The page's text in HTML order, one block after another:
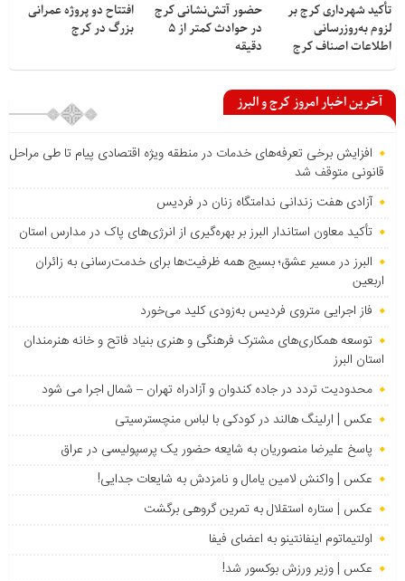
تأکید شهرداری کرج بر
لزوم به‌روزرسانی
اطلاعات اصناف کرج
حضور آتش‌نشانی کرج
در حوادث کمتر از ۵
دقیقه
افتتاح دو پروژه عمرانی
بزرگ در کرج
آخرین اخبار امروز کرج و البرز
افزایش برخی تعرفه‌های خدمات در منطقه ویژه اقتصادی پیام تا طی مراحل
قانونی متوقف شد
آزادی هفت زندانی ندامتگاه زنان در فردیس
تأکید معاون استاندار البرز بر بهره‌گیری از انرژی‌های پاک در مدارس استان
البرز در مسیر عشق؛ بسیج همه ظرفیت‌ها برای خدمت‌رسانی به زائران
اربعین
فاز اجرایی متروی فردیس به‌زودی کلید می‌خورد
توسعه همکاری‌های مشترک فرهنگی و هنری بنیاد فاتح و خانه هنرمندان
استان البرز
محدودیت تردد در جاده کندوان و آزادراه تهران – شمال اجرا می شود
عکس | ارلینگ هالند در کودکی با لباس منچسترسیتی
پاسخ علیرضا منصوریان به شایعه حضور یک پرسپولیسی در عراق
عکس | واکنش لامین یامال و نامزدش به شایعات جدایی!
عکس | ستاره استقلال به تمرین گروهی برگشت
اولتیماتوم اینفانتینو به اعضای فیفا
عکس | وزیر ورزش بوکسور شد!